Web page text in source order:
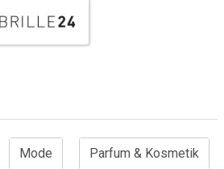
Mode Parfum & Kosmetik